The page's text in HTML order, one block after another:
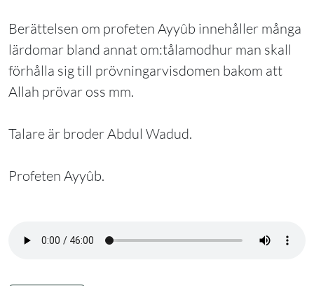
Berättelsen om profeten Ayyûb innehåller många
lärdomar bland annat om:tålamodhur man skall
förhålla sig till prövningarvisdomen bakom att
Allah prövar oss mm.
Talare är broder Abdul Wadud.
Profeten Ayyûb.